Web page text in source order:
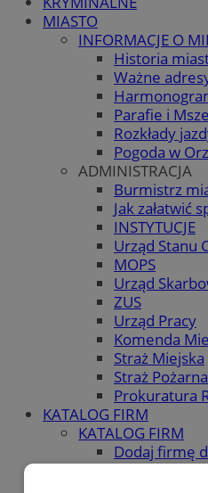
MIASTO
INFORMACJE O
Historia
Ważne
Parafie i
Rozkłady
Pogoda w
ADMINISTRACJA
Burmistrz
Jak załatwić
INSTYTUCJE
Urząd Stanu
MOPS
Urząd
ZUS
Urząd Pracy
Komenda
Straż Miejska
Straż Pożarna
Prokuratura
KATALOG FIRM
KATALOG FIRM
Dodaj firmę
POLECAMY